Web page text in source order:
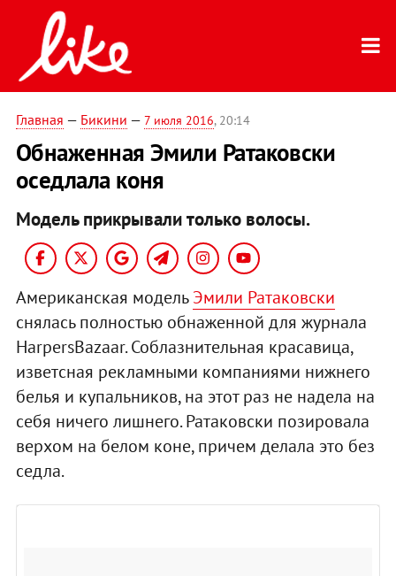
Главная — Бикини — 7 июля 2016, 20:14
Обнаженная Эмили Ратаковски
оседлала коня
Модель прикрывали только волосы.
Американская модельЭмили Ратаковски
снялась полностью обнаженной для журнала
HarpersBazaar. Соблазнительная красавица,
изветсная рекламными компаниями нижнего
белья и купальников, на этот раз не надела на
себя ничего лишнего. Ратаковски позировала
верхом на белом коне, причем делала это без
седла.